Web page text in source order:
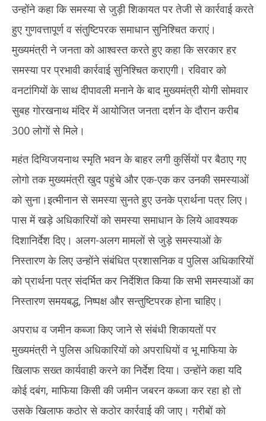
UP: सीएम योगी ने जनता दर्शन में सुनी लोगों की समस्याएं, बोले- घबराइए मत, होगी
प्रभावी कार्रवाई
November
13, 2023
उन्होंने कहा कि समस्या से जुड़ी शिकायत पर तेजी से कार्रवाई करते
हुए गुणवत्तापूर्ण व संतुष्टिपरक समाधान सुनिश्चित कराएं।
मुख्यमंत्री ने जनता को आश्वस्त करते हुए कहा कि सरकार हर
समस्या पर प्रभावी कार्रवाई सुनिश्चित कराएगी। रविवार को
वनटांगियों के साथ दीपावली मनाने के बाद मुख्यमंत्री योगी सोमवार
सुबह गोरखनाथ मंदिर में आयोजित जनता दर्शन के दौरान करीब
300 लोगों से मिले।
महंत दिग्विजयनाथ स्मृति भवन के बाहर लगी कुर्सियों पर बैठाए गए
लोगो तक मुख्यमंत्री खुद पहुंचे और एक-एक कर उनकी समस्याओं
को सुना।इत्मीनान से समस्या सुनते हुए उनके प्रार्थना पत्र लिए।
पास में खड़े अधिकारियों को समस्या समाधान के लिये आवश्यक
दिशानिर्देश दिए। अलग-अलग मामलों से जुड़े समस्याओं के
निस्तारण के लिए उन्होंने संबंधित प्रशासनिक व पुलिस अधिकारियों
को प्रार्थना पत्र संदर्भित कर निर्देशित किया कि सभी समस्याओं का
निस्तारण समयबद्ध, निष्पक्ष और सन्तुष्टिपरक होना चाहिए।
अपराध व जमीन कब्जा किए जाने से संबंधी शिकायतों पर
मुख्यमंत्री ने पुलिस अधिकारियों को अपराधियों व भू माफिया के
खिलाफ सख्त कार्यवाही करने का निर्देश दिया। उन्होंने कहा यदि
कोई दबंग, माफिया किसी की जमीन जबरन कब्जा कर रहा हो तो
उसके खिलाफ कठोर से कठोर कार्रवाई की जाए। गरीबों को